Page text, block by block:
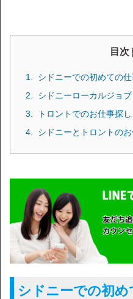
目次
シドニーでの初めての
シドニーローカルジョブ
トロントでのお仕事探し
シドニーとトロントのお
シドニーでの初め